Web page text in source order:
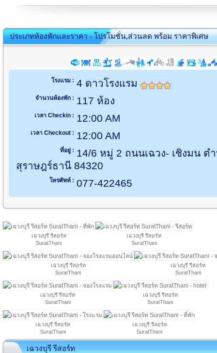
ประเภทห้องพักและราคา - โปรโมชั่น,ส่วนลด พร้อม ราคาพิเศษ
โรงแรม : 4 ดาวโรงแรม
จำนวนห้องพัก : 117 ห้อง
เวลา Checkin : 12:00 AM
เวลา Checkout : 12:00 AM
ที่อยู่ : 14/6 หมู่ 2 ถนนเฉวง- เชิงมน ต
สุราษฎร์ธานี 84320
โทรศัพท์ : 077-422465
เฉวงบุรี รีสอร์ท
SuratThani
เฉวงบุรี รีสอร์ท
SuratThani
เฉวงบุรี รีสอร์ท
SuratThani
เฉวงบุรี รีสอร์ท
SuratThani
เฉวงบุรี รีสอร์ท
SuratThani
เฉวงบุรี รีสอร์ท
SuratThani
เฉวงบุรี รีสอร์ท
SuratThani
เฉวงบุรี รีสอร์ท
SuratThani
เฉวงบุรี รีสอร์ท